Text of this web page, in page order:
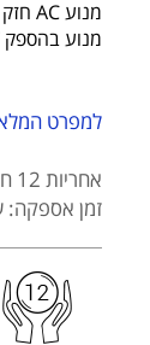
מנוע AC חזק ואיכותי בעל אורך חיים ארוך במיוחד
מנוע בהספק 150W ליעילות סחיטה מירבית
למפרט
אחריות 12 חודשים
זמן אספקה: עד 7 ימי